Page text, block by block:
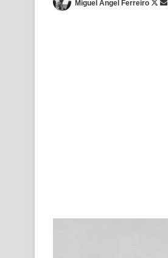
Miguel Ángel Ferreiro